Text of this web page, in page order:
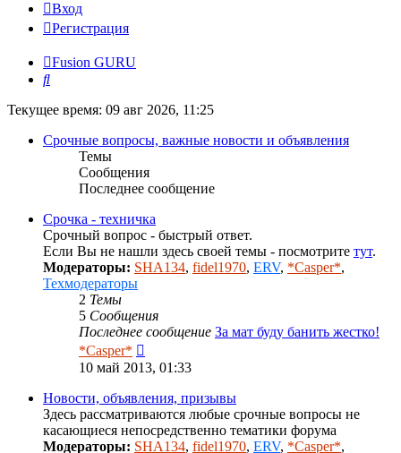
Вход
Регистрация
Fusion GURU
Поиск
Текущее время: 09 авг 2026, 11:25
Срочные вопросы, важные новости и объявления
Темы
Сообщения
Последнее сообщение
Срочка - техничка
Срочный вопрос - быстрый ответ.
Если Вы не нашли здесь своей темы - посмотрите тут.
Модераторы: SHA134, fidel1970, ERV, *Casper*,
Техмодераторы
2 Темы
5 Сообщения
Последнее сообщение За мат буду банить жестко!
*Casper*
к
сообщению
10 май 2013, 01:33
Новости, объявления, призывы
Здесь рассматриваются любые срочные вопросы не
касающиеся непосредственно тематики форума
Модераторы: SHA134, fidel1970, ERV, *Casper*,